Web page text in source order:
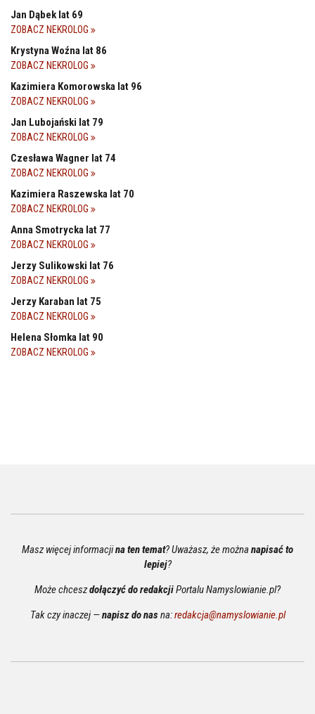
Jan Dąbek lat 69
ZOBACZ NEKROLOG
Krystyna Woźna lat 86
ZOBACZ NEKROLOG
Kazimiera Komorowska lat 96
ZOBACZ NEKROLOG
Jan Lubojański lat 79
ZOBACZ NEKROLOG
Czesława Wagner lat 74
ZOBACZ NEKROLOG
Kazimiera Raszewska lat 70
ZOBACZ NEKROLOG
Anna Smotrycka lat 77
ZOBACZ NEKROLOG
Jerzy Sulikowski lat 76
ZOBACZ NEKROLOG
Jerzy Karaban lat 75
ZOBACZ NEKROLOG
Helena Słomka lat 90
ZOBACZ NEKROLOG
Masz więcej informacjina ten temat? Uważasz, że możnanapisać to
lepiej?
Może chceszdołączyć do redakcjiPortalu Namyslowianie.pl?
Tak czy inaczej —napisz do nasna:redakcja@namyslowianie.pl